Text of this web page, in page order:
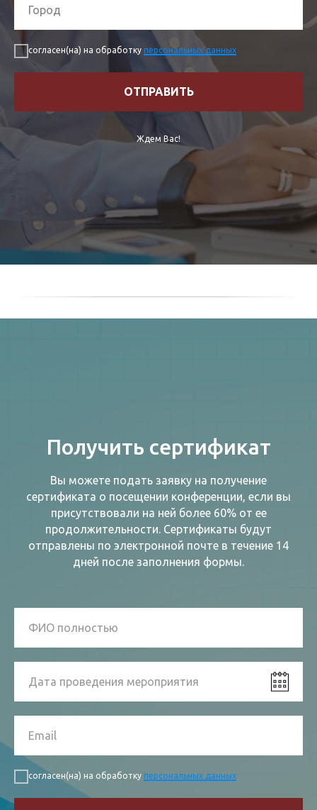
согласен(на) на обработку персональных данных
ОТПРАВИТЬ
Ждем Вас!
Получить сертификат
Вы можете подать заявку на получение
сертификата о посещении конференции, если вы
присутствовали на ней более 60% от ее
продолжительности. Сертификаты будут
отправлены по электронной почте в течение 14
дней после заполнения формы.
согласен(на) на обработку персональных данных